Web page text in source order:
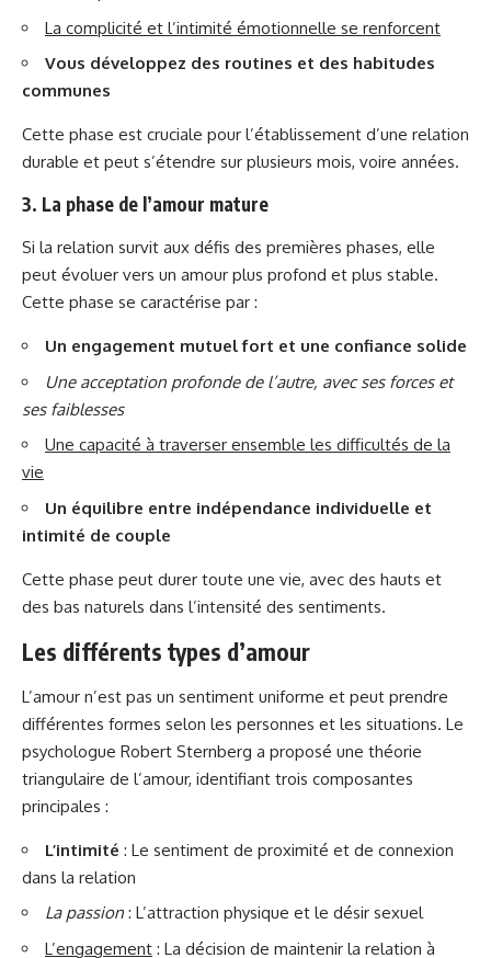
La complicité et l’intimité émotionnelle se renforcent
Vous développez des routines et des habitudes
communes
Cette phase est cruciale pour l’établissement d’une relation
durable et peut s’étendre sur plusieurs mois, voire années.
3. La phase de l’amour mature
Si la relation survit aux défis des premières phases, elle
peut évoluer vers un amour plus profond et plus stable.
Cette phase se caractérise par :
Un engagement mutuel fort et une confiance solide
Une acceptation profonde de l’autre, avec ses forces et
ses faiblesses
Une capacité à traverser ensemble les difficultés de la
vie
Un équilibre entre indépendance individuelle et
intimité de couple
Cette phase peut durer toute une vie, avec des hauts et
des bas naturels dans l’intensité des sentiments.
Les différents types d’amour
L’amour n’est pas un sentiment uniforme et peut prendre
différentes formes selon les personnes et les situations. Le
psychologue Robert Sternberg a proposé une théorie
triangulaire de l’amour, identifiant trois composantes
principales :
L’intimité : Le sentiment de proximité et de connexion
dans la relation
La passion : L’attraction physique et le désir sexuel
L’engagement : La décision de maintenir la relation à